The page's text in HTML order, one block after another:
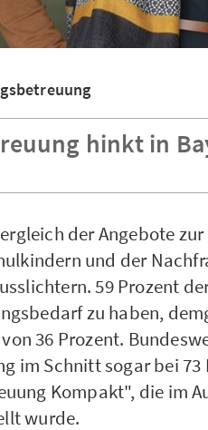
hinkt in
der Angebote zur
und der
59 Prozent
zu haben,
36 Prozent.
im Schnitt sogar bei 73
Kompakt", die im
wurde.